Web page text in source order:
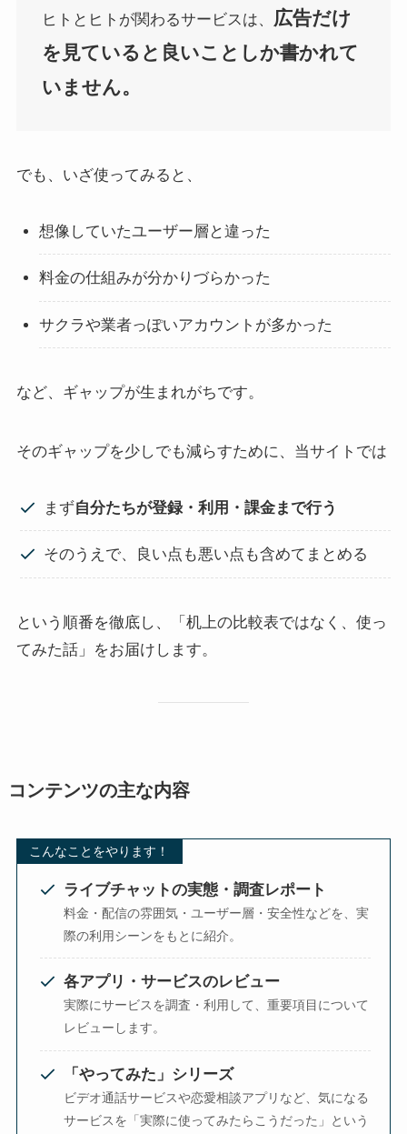
ヒトとヒトが関わるサービスは、 広告だけ
を見ていると良いことしか書かれて
いません。
でも、いざ使ってみると、
想像していたユーザー層と違った
料金の仕組みが分かりづらかった
サクラや業者っぽいアカウントが多かった
など、ギャップが生まれがちです。
そのギャップを少しでも減らすために、当サイトでは
まず自分たちが登録・利用・課金まで行う
そのうえで、良い点も悪い点も含めてまとめる
という順番を徹底し、「机上の比較表ではなく、使っ
てみた話」をお届けします。
コンテンツの主な内容
こんなことをやります！
ライブチャットの実態・調査レポート
料金・配信の雰囲気・ユーザー層・安全性などを、実
際の利用シーンをもとに紹介。
各アプリ・サービスのレビュー
実際にサービスを調査・利用して、重要項目について
レビューします。
「やってみた」シリーズ
ビデオ通話サービスや恋愛相談アプリなど、気になる
サービスを「実際に使ってみたらこうだった」という